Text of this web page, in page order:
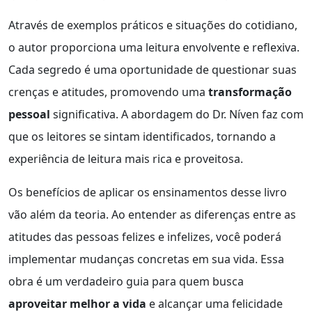
Através de exemplos práticos e situações do cotidiano,
o autor proporciona uma leitura envolvente e reflexiva.
Cada segredo é uma oportunidade de questionar suas
crenças e atitudes, promovendo uma transformação
pessoal significativa. A abordagem do Dr. Níven faz com
que os leitores se sintam identificados, tornando a
experiência de leitura mais rica e proveitosa.
Os benefícios de aplicar os ensinamentos desse livro
vão além da teoria. Ao entender as diferenças entre as
atitudes das pessoas felizes e infelizes, você poderá
implementar mudanças concretas em sua vida. Essa
obra é um verdadeiro guia para quem busca
aproveitar melhor a vida e alcançar uma felicidade